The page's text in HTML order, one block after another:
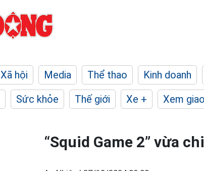
Xã hội Media Thể thao Kinh doanh
Sức khỏe Thế giới Xe + Xem
“Squid Game 2” vừa